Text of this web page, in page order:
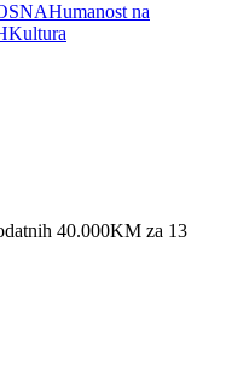
Humanost na
Kultura
40.000KM za 13